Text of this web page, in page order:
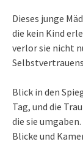
Dieses junge
die kein Kind
verlor sie nicht
Blick in den
Tag, und die
die sie
Blicke und